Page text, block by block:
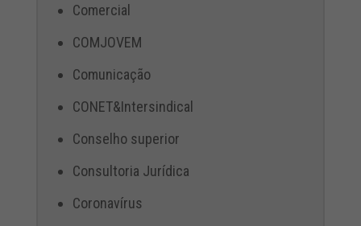
Comercial
COMJOVEM
Comunicação
CONET&Intersindical
Conselho superior
Consultoria Jurídica
Coronavírus